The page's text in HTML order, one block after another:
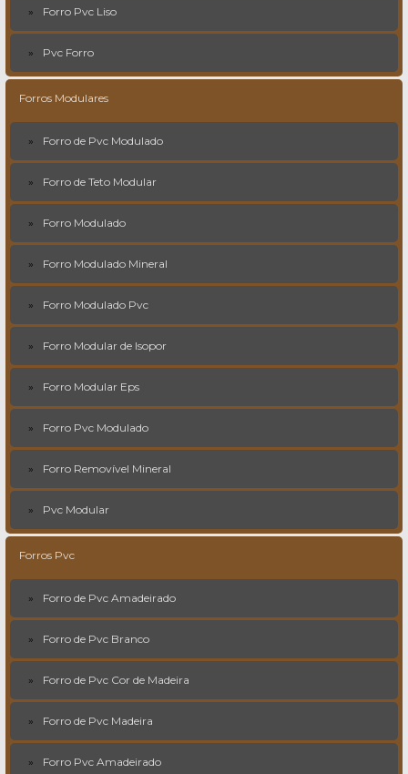
Forro Pvc Liso
Pvc Forro
Forros Modulares
Forro de Pvc Modulado
Forro de Teto Modular
Forro Modulado
Forro Modulado Mineral
Forro Modulado Pvc
Forro Modular de Isopor
Forro Modular Eps
Forro Pvc Modulado
Forro Removível Mineral
Pvc Modular
Forros Pvc
Forro de Pvc Amadeirado
Forro de Pvc Branco
Forro de Pvc Cor de Madeira
Forro de Pvc Madeira
Forro Pvc Amadeirado